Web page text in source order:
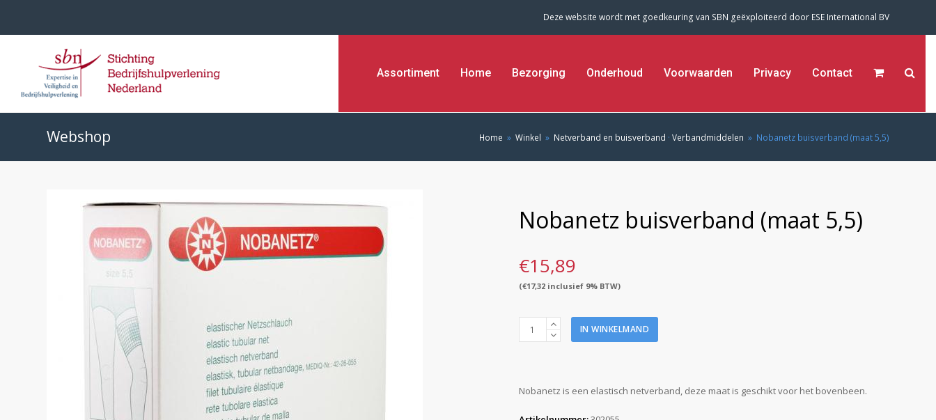
Deze website wordt met goedkeuring van SBN geëxploiteerd door ESE International BV
Assortiment Home Bezorging Onderhoud Voorwaarden Privacy Contact
Webshop Home » Winkel » Netverband en buisverband · Verbandmiddelen » Nobanetz buisverband (maat 5,5)
Nobanetz buisverband (maat 5,5)
€15,89
(€17,32inclusief 9% BTW)
Nobanetz
buisverband
IN WINKELMAND
Nobanetz is een elastisch netverband, deze maat is geschikt voor het bovenbeen.